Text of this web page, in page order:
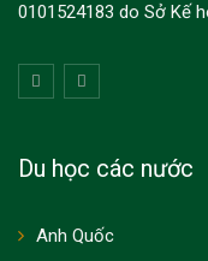
0101524183 do Sở Kế
Du học các nước
Anh Quốc